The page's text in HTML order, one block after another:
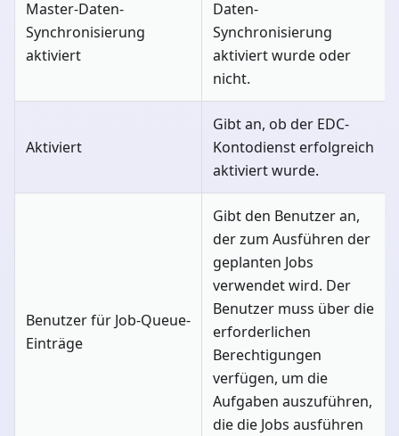
Master-Daten-
Synchronisierung
aktiviert
Daten-
Synchronisierung
aktiviert wurde oder
nicht.
Aktiviert
Gibt an, ob der EDC-
Kontodienst erfolgreich
aktiviert wurde.
Benutzer für Job-Queue-
Einträge
Gibt den Benutzer an,
der zum Ausführen der
geplanten Jobs
verwendet wird. Der
Benutzer muss über die
erforderlichen
Berechtigungen
verfügen, um die
Aufgaben auszuführen,
die die Jobs ausführen